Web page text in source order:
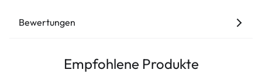
Bewertungen
Empfohlene Produkte